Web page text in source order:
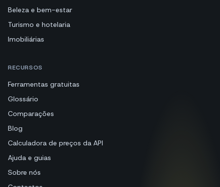
Beleza e bem-estar
Turismo e hotelaria
Imobiliárias
RECURSOS
Ferramentas gratuitas
Glossário
Comparações
Blog
Calculadora de preços da API
Ajuda e guias
Sobre nós